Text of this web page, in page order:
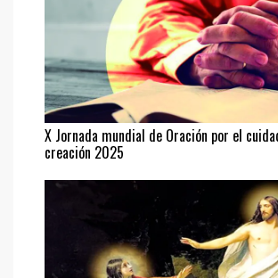
X Jornada mundial de Oración por el
creación 2025